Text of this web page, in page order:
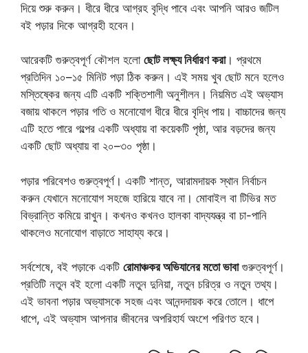
দিয়ে শুরু করুন। ধীরে ধীরে আগ্রহ বৃদ্ধি পাবে এবং আপনি আরও জটিল
বই পড়ার দিকে আগ্রহী হবেন।
আরেকটি গুরুত্বপূর্ণ কৌশল হলো ছোট লক্ষ্য নির্ধারণ করা। প্রথমে
প্রতিদিন ১০–১৫ মিনিট পড়া ঠিক করুন। এই সময় খুব ছোট মনে হলেও
মস্তিষ্কের জন্য এটি একটি শক্তিশালী অনুশীলন। নিয়মিত এই অভ্যাস
বজায় থাকলে পড়ার গতি ও মনোযোগ ধীরে ধীরে বৃদ্ধি পায়। বাচ্চাদের জন্য
এটি হতে পারে গল্পের একটি অধ্যায় বা কয়েকটি পৃষ্ঠা, আর বড়দের জন্য
একটি ছোট অধ্যায় বা ২০–৩০ পৃষ্ঠা।
পড়ার পরিবেশও গুরুত্বপূর্ণ। একটি শান্ত, আরামদায়ক স্থান নির্বাচন
করুন যেখানে মনোযোগ সহজে হারিয়ে যাবে না। মোবাইল বা টিভির মত
বিভ্রান্তি কমিয়ে রাখুন। কখনও কখনও হালকা বাদ্যযন্ত্র বা চা-পানি
থাকলেও মনোযোগ বাড়াতে সাহায্য করে।
সর্বশেষে, বই পড়াকে একটি রোমাঞ্চকর অভিযানের মতো ভাবাগুরুত্বপূর্ণ।
প্রতিটি নতুন বই হলো একটি নতুন দুনিয়া, নতুন চরিত্র ও নতুন তথ্য।
এই ভাবনা পড়ার অভ্যাসকে সহজ এবং আনন্দদায়ক করে তোলে। ধাপে
ধাপে, এই অভ্যাস আপনার জীবনের অপরিহার্য অংশে পরিণত হবে।